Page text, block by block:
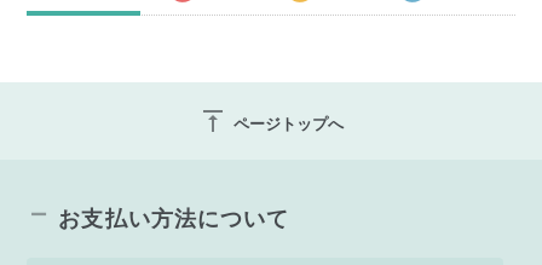
vertical_align_top ページトップへ
お支払い方法について